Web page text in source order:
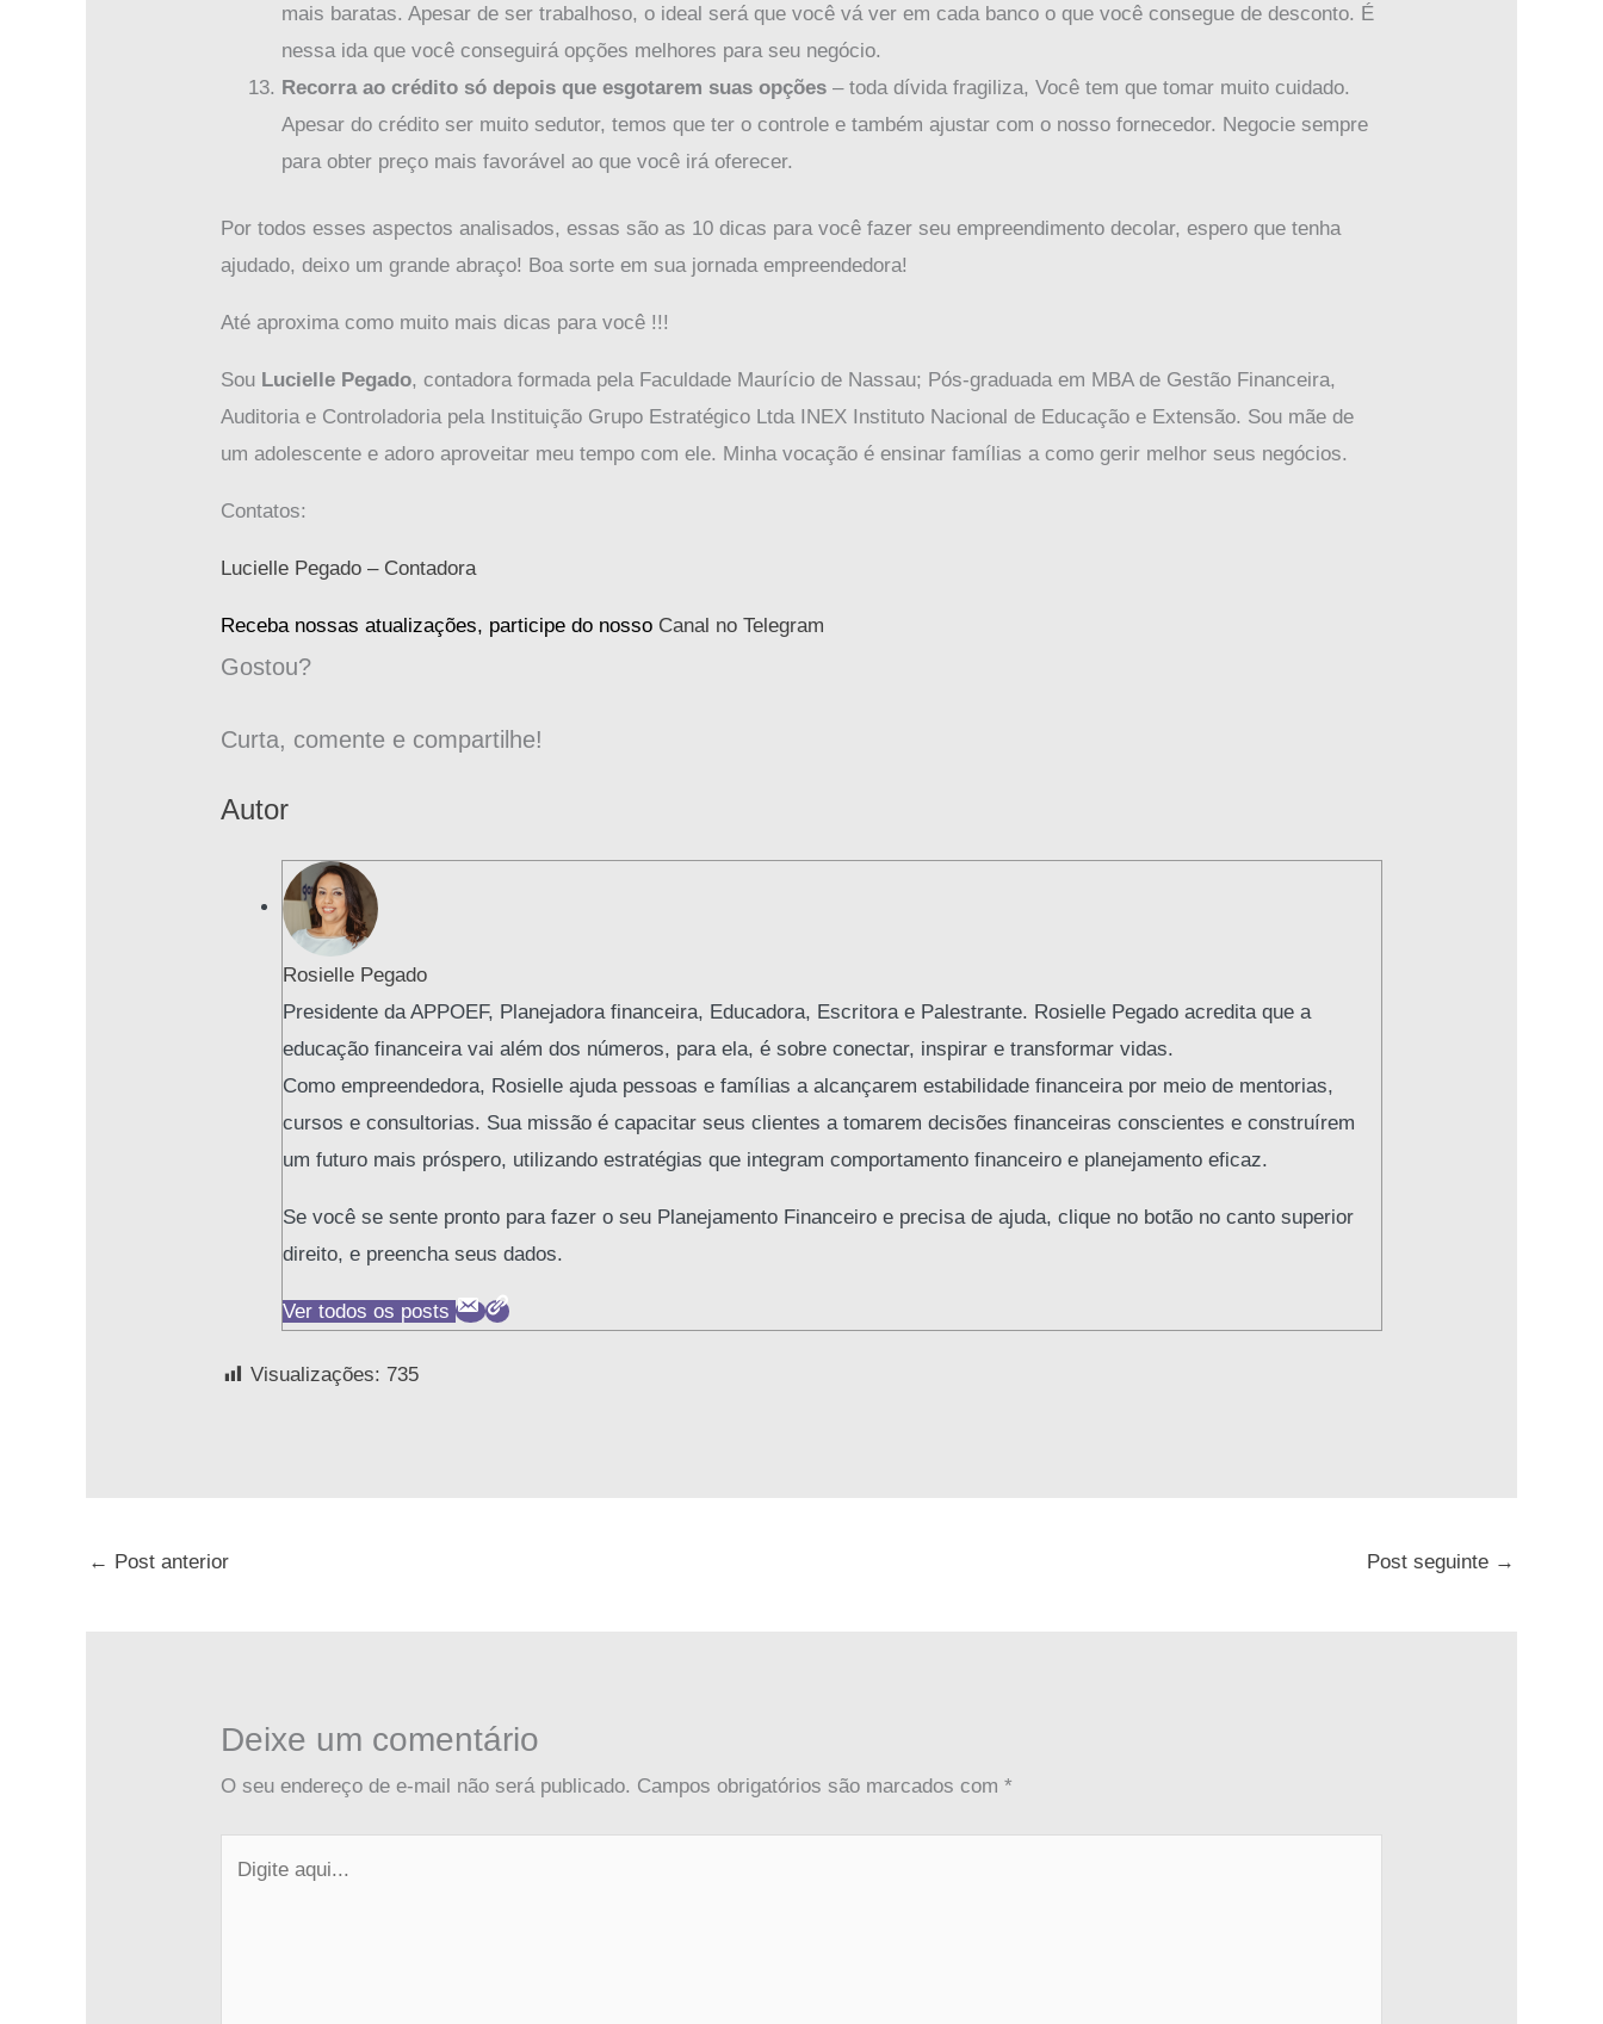
mais baratas. Apesar de ser trabalhoso, o ideal será que você vá ver em cada banco o que você consegue de desconto. É
nessa ida que você conseguirá opções melhores para seu negócio.
Recorra ao crédito só depois que esgotarem suas opções – toda dívida fragiliza, Você tem que tomar muito cuidado.
Apesar do crédito ser muito sedutor, temos que ter o controle e também ajustar com o nosso fornecedor. Negocie sempre
para obter preço mais favorável ao que você irá oferecer.
Por todos esses aspectos analisados, essas são as 10 dicas para você fazer seu empreendimento decolar, espero que tenha
ajudado, deixo um grande abraço! Boa sorte em sua jornada empreendedora!
Até aproxima como muito mais dicas para você !!!
Sou Lucielle Pegado, contadora formada pela Faculdade Maurício de Nassau; Pós-graduada em MBA de Gestão Financeira,
Auditoria e Controladoria pela Instituição Grupo Estratégico Ltda INEX Instituto Nacional de Educação e Extensão. Sou mãe de
um adolescente e adoro aproveitar meu tempo com ele. Minha vocação é ensinar famílias a como gerir melhor seus negócios.
Contatos:
Lucielle Pegado – Contadora
Receba nossas atualizações, participe do nosso Canal no Telegram
Gostou?
Curta, comente e compartilhe!
Autor
Rosielle Pegado
Presidente da APPOEF, Planejadora financeira, Educadora, Escritora e Palestrante. Rosielle Pegado acredita que a
educação financeira vai além dos números, para ela, é sobre conectar, inspirar e transformar vidas.
Como empreendedora, Rosielle ajuda pessoas e famílias a alcançarem estabilidade financeira por meio de mentorias,
cursos e consultorias. Sua missão é capacitar seus clientes a tomarem decisões financeiras conscientes e construírem
um futuro mais próspero, utilizando estratégias que integram comportamento financeiro e planejamento eficaz.
Se você se sente pronto para fazer o seu Planejamento Financeiro e precisa de ajuda, clique no botão no canto superior
direito, e preencha seus dados.
Ver todos os posts
Visualizações: 735
← Post anterior Post seguinte →
Deixe um comentário
O seu endereço de e-mail não será publicado. Campos obrigatórios são marcados com*